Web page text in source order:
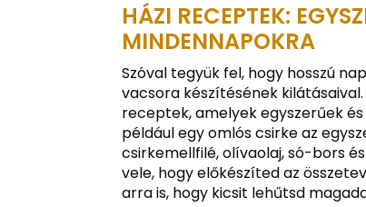
HÁZI RECEPTEK:
MINDENNAPOKRA
Szóval tegyük fel, hogy hosszú
vacsora készítésének
receptek, amelyek egyszerűek
például egy omlós csirke az
csirkemellfilé, olívaolaj, só-bors
vele, hogy előkészíted az
arra is, hogy kicsit lehűtsd